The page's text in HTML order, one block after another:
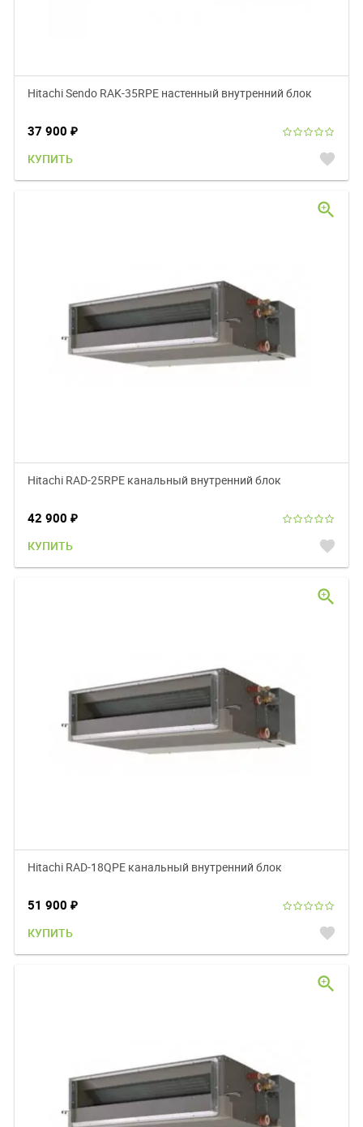
Hitachi Sendo RAK-35RPE настенный внутренний блок
37 900 ₽
КУПИТЬ favorite
Hitachi RAD-25RPE канальный внутренний блок
42 900 ₽
КУПИТЬ favorite
zoom_in
Hitachi RAD-18QPE канальный внутренний блок
51 900 ₽
КУПИТЬ favorite
zoom_in
zoom_in